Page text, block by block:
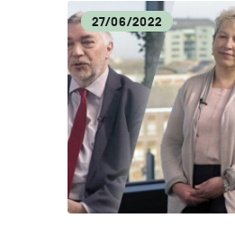
27/06/2022